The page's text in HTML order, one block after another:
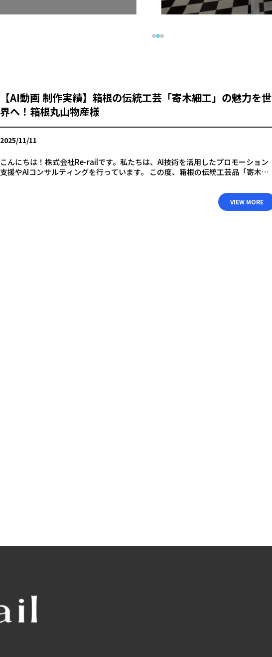
【AI動画 制作実績】箱根の伝統工芸「寄木細工」の魅力を世
界へ！箱根丸山物産様
2025/11/11
こんにちは！株式会社Re-railです。私たちは、AI技術を活用したプロモーション
支援やAIコンサルティングを行っています。 この度、箱根の伝統工芸品「寄木細
VIEW MORE